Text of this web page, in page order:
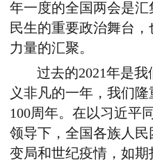
年一度的全国两会是
民生的重要政治舞台，
力量的汇聚。
过去的2021年是
义非凡的一年，我们
100周年。在以习近平
领导下，全国各族人
变局和世纪疫情，如